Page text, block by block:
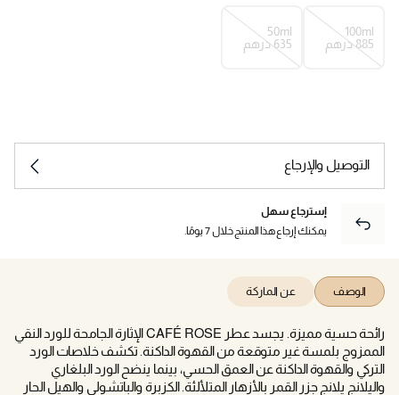
100ml
⁦885⁩ درهم
50ml
⁦635⁩ درهم
التوصيل والإرجاع
إسترجاع سهل
يمكنك إرجاع هذا المنتج خلال 7 يومًا.
الوصف عن الماركة
رائحة حسية مميزة. يجسد عطر CAFÉ ROSE الإثارة الجامحة للورد النقي
الممزوج بلمسة غير متوقعة من القهوة الداكنة. تكشف خلاصات الورد
التركي والقهوة الداكنة عن العمق الحسي، بينما ينضح الورد البلغاري
واليلانج يلانج جزر القمر بالأزهار المتلألئة. الكزبرة والباتشولي والهيل الحار